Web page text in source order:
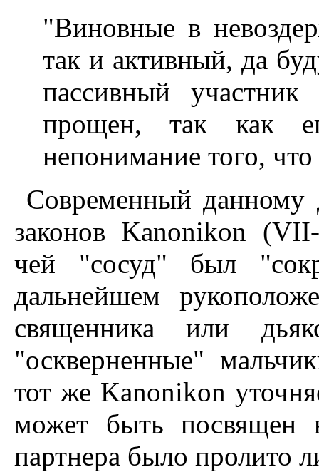
"Виновные в
так и активный, да
пассивный
прощен, так как
непонимание того,
Современный данному
законов Kanonikon
чей "сосуд" был
дальнейшем
священника или
"оскверненные"
тот же Kanonikon
может быть посвящен
партнера было пролито